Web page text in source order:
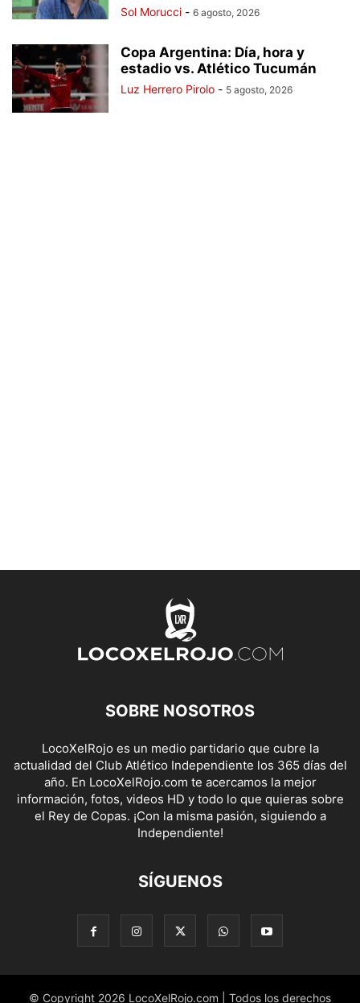
Sol Morucci - 6 agosto, 2026
Copa Argentina: Día, hora y
estadio vs. Atlético Tucumán
Luz Herrero Pirolo - 5 agosto, 2026
SOBRE NOSOTROS
LocoXelRojo es un medio partidario que cubre la
actualidad del Club Atlético Independiente los 365 días del
año. En LocoXelRojo.com te acercamos la mejor
información, fotos, videos HD y todo lo que quieras sobre
el Rey de Copas. ¡Con la misma pasión, siguiendo a
Independiente!
SÍGUENOS
© Copyright 2026 LocoXelRojo.com | Todos los derechos